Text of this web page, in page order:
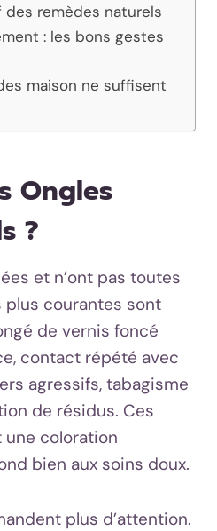
des remèdes naturels
: les bons gestes
maison ne suffisent
Ongles
?
et n’ont pas toutes
plus courantes sont
de vernis foncé
contact répété avec
agressifs, tabagisme
de résidus. Ces
coloration
bien aux soins doux.
plus d’attention.